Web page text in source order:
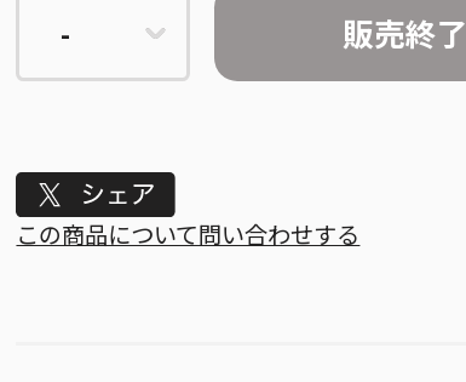
販売終了
Tweet
この商品について問い合わせする